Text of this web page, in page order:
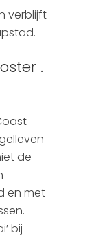
verblijft
.
de
en met
bij